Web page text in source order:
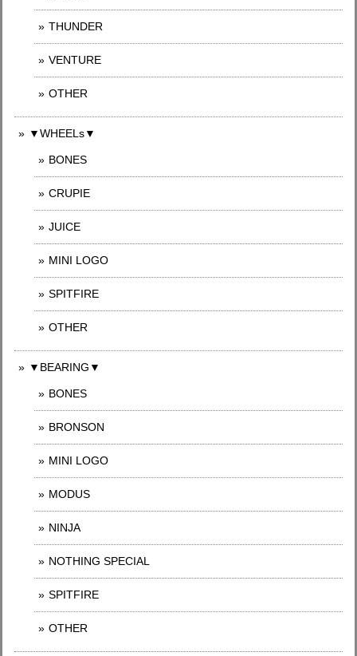
THUNDER
VENTURE
OTHER
▼WHEELs▼
BONES
CRUPIE
JUICE
MINI LOGO
SPITFIRE
OTHER
▼BEARING▼
BONES
BRONSON
MINI LOGO
MODUS
NINJA
NOTHING SPECIAL
SPITFIRE
OTHER